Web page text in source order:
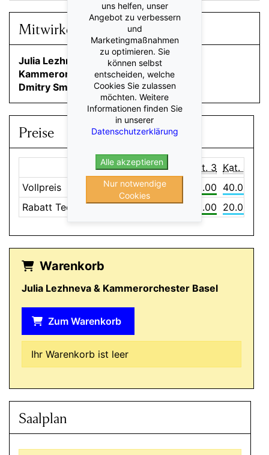
Mitwirkende
Julia Lezhneva
Sopran
Kammerorchester Basel
Dmitry Smirnov
Violine & Leitung
Preise
Kat. 1 Kat. 2 Kat. 3 Kat. 4
Vollpreis
130.00 110.00 70.00 40.00
Rabatt Teen Special
65.00 55.00 35.00 20.00
Warenkorb
Julia Lezhneva & Kammerorchester Basel
Zum Warenkorb
Ihr Warenkorb ist leer
Saalplan
uns helfen, unser
Angebot zu verbessern
und
Marketingmaßnahmen
zu optimieren. Sie
können selbst
entscheiden, welche
Cookies Sie zulassen
möchten. Weitere
Informationen finden Sie
in unserer
Datenschutzerklärung
Alle akzeptieren
Nur notwendige
Cookies